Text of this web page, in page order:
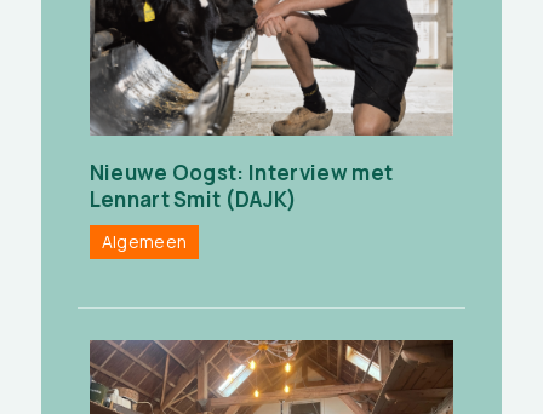
Nieuwe Oogst: Interview met
Lennart Smit (DAJK)
Algemeen